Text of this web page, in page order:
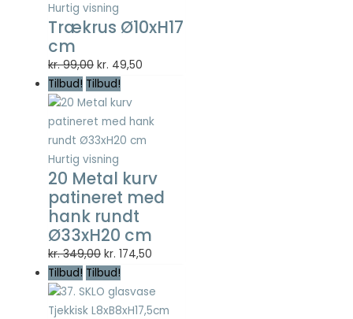
Hurtig visning
Trækrus Ø10xH17
cm
kr.99,00 Den
oprindelige
pris
var:
kr. 99,00.
kr. 49,50
er:
kr. 49,50.
Tilbud! Tilbud!
Hurtig visning
20 Metal kurv
patineret med
hank rundt
Ø33xH20 cm
kr.349,00 Den
oprindelige
pris
var:
kr. 174,50
pris
er:
Tilbud! Tilbud!
Statistisk
Statistisk
cookies
hjælper
webstedsejere
med at forstå,
hvordan de
besøgende
interagerer
hjemmesider
ved at
indsamle og
rapportere
oplysninger
anonymt.